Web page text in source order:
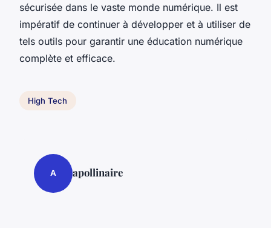
sécurisée dans le vaste monde numérique. Il est
impératif de continuer à développer et à utiliser de
tels outils pour garantir une éducation numérique
complète et efficace.
High Tech
A apollinaire